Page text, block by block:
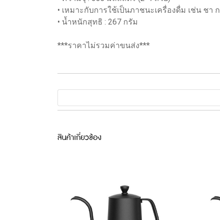
• เหมาะกับการใช้เป็นภาชนะเครื่องดื่ม เช่น ชา
• น้ำหนักสุทธิ : 267 กรัม
***ราคาไม่รวมค่าขนส่ง***
สินค้าเกี่ยวข้อง